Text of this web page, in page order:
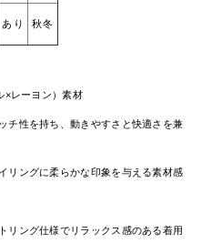
あり 秋冬
×レーヨン）素材
チ性を持ち、動きやすさと快適さを兼
リングに柔らかな印象を与える素材感
リング仕様でリラックス感のある着用